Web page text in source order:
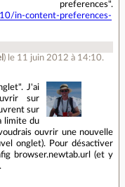
in-content-preferences-
) le 11 juin 2012 à 14:10.
J'ai
sur
sur
limite du
ouvrir une nouvelle
onglet). Pour désactiver
browser.newtab.url (et y